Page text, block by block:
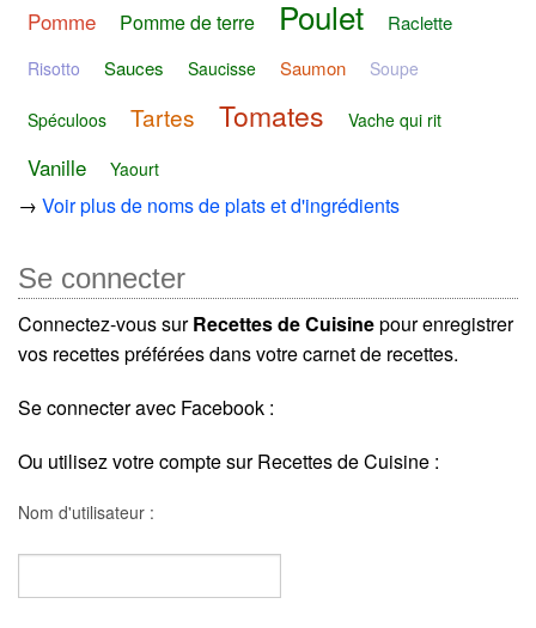
Pomme
Pomme de terre Poulet Raclette
Risotto Sauces Saucisse Saumon Soupe
Spéculoos Tartes Tomates Vache qui rit
Vanille Yaourt
→ Voir plus de noms de plats et d'ingrédients
Se connecter
Connectez-vous surRecettes de Cuisinepour enregistrer
vos recettes préférées dans votre carnet de recettes.
Se connecter avec Facebook :
Ou utilisez votre compte sur Recettes de Cuisine :
Nom d'utilisateur :